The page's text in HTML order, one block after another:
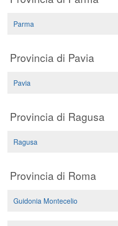
Parma
Provincia di Pavia
Pavia
Provincia di Ragusa
Ragusa
Provincia di Roma
Guidonia Montecelio